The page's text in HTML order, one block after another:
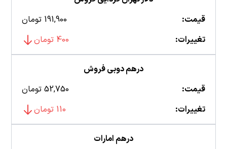
قیمت:
191,900 تومان
تغییرات:
400 تومان
درهم دوبی فروش
قیمت:
52,750 تومان
تغییرات:
110 تومان
درهم امارات